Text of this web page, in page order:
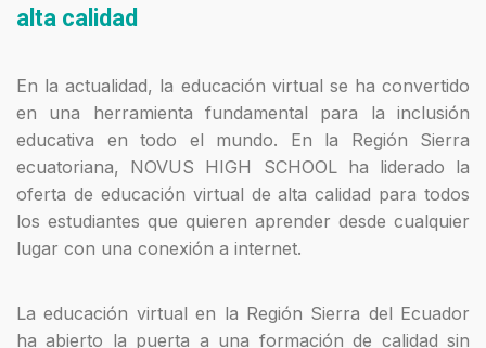
alta calidad
En la actualidad, la educación virtual se ha convertido
en una herramienta fundamental para la inclusión
educativa en todo el mundo. En la Región Sierra
ecuatoriana, NOVUS HIGH SCHOOL ha liderado la
oferta de educación virtual de alta calidad para todos
los estudiantes que quieren aprender desde cualquier
lugar con una conexión a internet.
La educación virtual en la Región Sierra del Ecuador
ha abierto la puerta a una formación de calidad sin